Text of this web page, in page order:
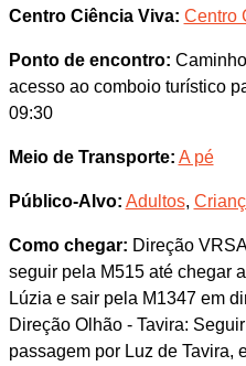
Centro Ciência Viva: Centro
Ponto de encontro:
acesso ao comboio turístico
09:30
Meio de Transporte: A pé
Público-Alvo: Adultos,
Como chegar: Direção
seguir pela M515 até chegar
Lúzia e sair pela M1347 em
Direção Olhão - Tavira:
passagem por Luz de Tavira,